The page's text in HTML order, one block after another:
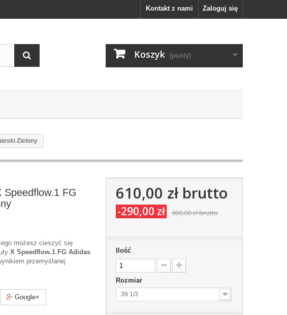
Zaloguj się
Kontakt z nami
Koszyk (pusty)
Zielony
Speedflow.1 FG
możesz cieszyć się
X Speedflow.1 FG Adidas
przemyślanej
Google+
610,00 złbrutto
-290,00 zł 900,00 złbrutto
Ilość
Rozmiar
39 1/3